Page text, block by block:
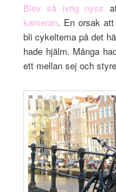
Blev så ivrig nyss
kameran. En orsak
bli cykeltema på det
hade hjälm. Många
ett mellan sej och